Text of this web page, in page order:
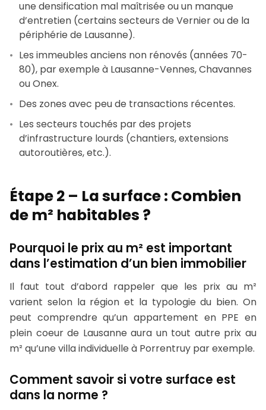
une densification mal maîtrisée ou un manque
d’entretien (certains secteurs de Vernier ou de la
périphérie de Lausanne).
Les immeubles anciens non rénovés (années 70-
80), par exemple à Lausanne-Vennes, Chavannes
ou Onex.
Des zones avec peu de transactions récentes.
Les secteurs touchés par des projets
d’infrastructure lourds (chantiers, extensions
autoroutières, etc.).
Étape 2 – La surface : Combien
de m² habitables ?
Pourquoi le prix au m² est important
dans l’estimation d’un bien immobilier
Il faut tout d’abord rappeler que les prix au m²
varient selon la région et la typologie du bien. On
peut comprendre qu’un appartement en PPE en
plein coeur de Lausanne aura un tout autre prix au
m² qu’une villa individuelle à Porrentruy par exemple.
Comment savoir si votre surface est
dans la norme ?